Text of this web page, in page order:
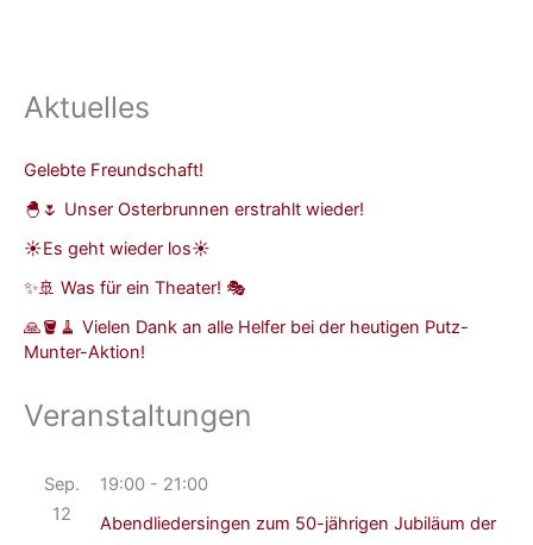
Aktuelles
Gelebte Freundschaft!
🐣🌷 Unser Osterbrunnen erstrahlt wieder!
☀️Es geht wieder los☀️
✨🚢 Was für ein Theater! 🎭
🙏🪣🧹 Vielen Dank an alle Helfer bei der heutigen Putz-
Munter-Aktion!
Veranstaltungen
Sep.
12
19:00 - 21:00
Abendliedersingen zum 50-jährigen Jubiläum der